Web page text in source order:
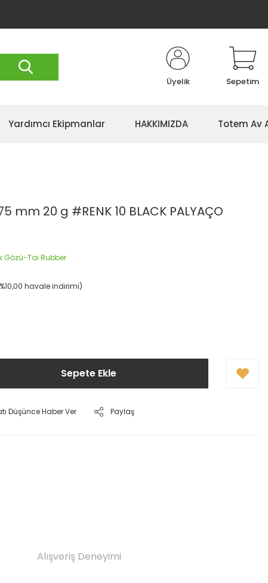
Üyelik Sepetim
Yardımcı Ekipmanlar HAKKIMIZDA Totem Av
mm 20 g #RENK 10 BLACK PALYAÇO
Gözü-Tai Rubber
havale indirimi)
Sepete Ekle
Düşünce Haber Ver Paylaş
Alışveriş Deneyimi